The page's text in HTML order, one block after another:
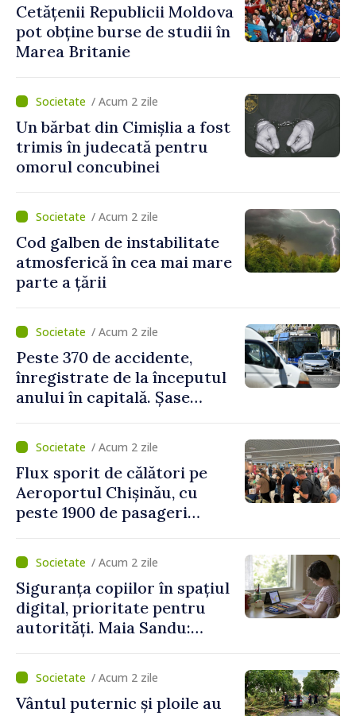
Cetățenii Republicii Moldova
pot obține burse de studii în
Marea Britanie
/ Acum 2 zile
Un bărbat din Cimișlia a fost
trimis în judecată pentru
omorul concubinei
/ Acum 2 zile
Cod galben de instabilitate
atmosferică în cea mai mare
parte a țării
/ Acum 2 zile
Peste 370 de accidente,
înregistrate de la începutul
anului în capitală. Șase
/ Acum 2 zile
Flux sporit de călători pe
Aeroportul Chișinău, cu
peste 1900 de pasageri
de vârf a concediilor
/ Acum 2 zile
Siguranța copiilor în spațiul
digital, prioritate pentru
autorități. Maia Sandu:
mecanisme care să-i
protejeze”/ Acum 2 zile
Vântul puternic și ploile au